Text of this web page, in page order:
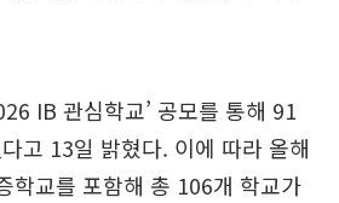
IB 관심학교’ 공모를 통해 91
고 13일 밝혔다. 이에 따라 올해
학교를 포함해 총 106개 학교가